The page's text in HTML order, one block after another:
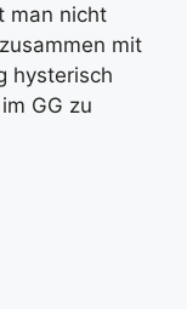
man nicht
mit
hysterisch
GG zu